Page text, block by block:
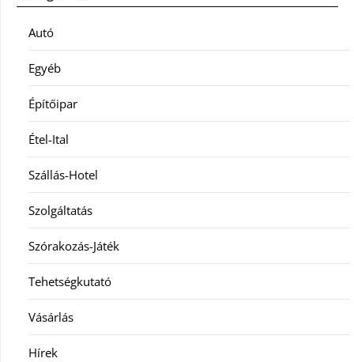
Autó
Egyéb
Építőipar
Étel-Ital
Szállás-Hotel
Szolgáltatás
Szórakozás-Játék
Tehetségkutató
Vásárlás
Hírek